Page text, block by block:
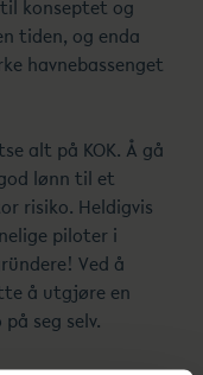
konseptet og
tiden, og enda
havnebassenget
alt på KOK. Å gå
lønn til et
risiko. Heldigvis
piloter i
Ved å
å utgjøre en
seg selv.